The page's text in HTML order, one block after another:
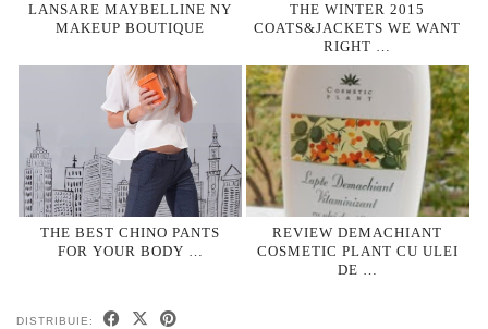
LANSARE MAYBELLINE NY
MAKEUP BOUTIQUE
THE WINTER 2015
COATS&JACKETS WE WANT
RIGHT …
THE BEST CHINO PANTS
FOR YOUR BODY …
REVIEW DEMACHIANT
COSMETIC PLANT CU ULEI
DE …
DISTRIBUIE: